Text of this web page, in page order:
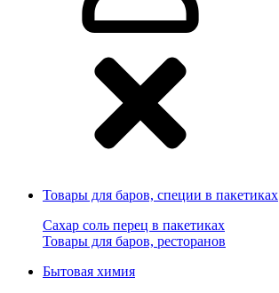
Товары для баров, специи в пакетиках
Сахар соль перец в пакетиках
Товары для баров, ресторанов
Бытовая химия